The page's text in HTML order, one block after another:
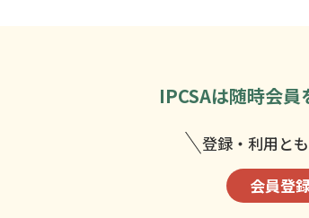
IPCSAは随時会員
登録・利用と
会員登